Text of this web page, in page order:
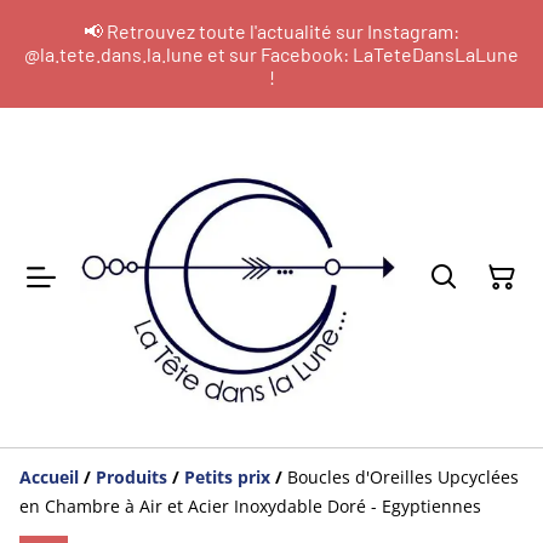
📢 Retrouvez toute l'actualité sur Instagram:
@la.tete.dans.la.lune et sur Facebook: LaTeteDansLaLune
!
Accueil / Produits / Petits prix / Boucles d'Oreilles Upcyclées
en Chambre à Air et Acier Inoxydable Doré - Egyptiennes